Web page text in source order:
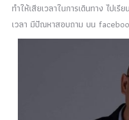
ทำให้เสียเวลาในการเดินทาง ไปเ
เวลา มีปัณหาสอบถาม บน